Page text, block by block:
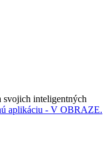
svojich inteligentných
aplikáciu - V OBRAZE.